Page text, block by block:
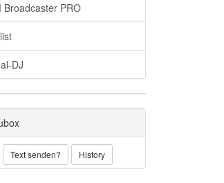
Broadcaster PRO
DJ
Text senden? History